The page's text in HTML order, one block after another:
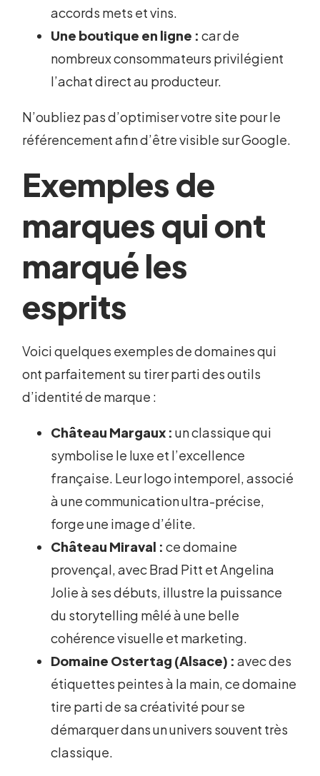
accords mets et vins.
Une boutique en ligne : car de
nombreux consommateurs privilégient
l’achat direct au producteur.
N’oubliez pas d’optimiser votre site pour le
référencement afin d’être visible sur Google.
Exemples de
marques qui ont
marqué les
esprits
Voici quelques exemples de domaines qui
ont parfaitement su tirer parti des outils
d’identité de marque :
Château Margaux : un classique qui
symbolise le luxe et l’excellence
française. Leur logo intemporel, associé
à une communication ultra-précise,
forge une image d’élite.
Château Miraval : ce domaine
provençal, avec Brad Pitt et Angelina
Jolie à ses débuts, illustre la puissance
du storytelling mêlé à une belle
cohérence visuelle et marketing.
Domaine Ostertag (Alsace) : avec des
étiquettes peintes à la main, ce domaine
tire parti de sa créativité pour se
démarquer dans un univers souvent très
classique.